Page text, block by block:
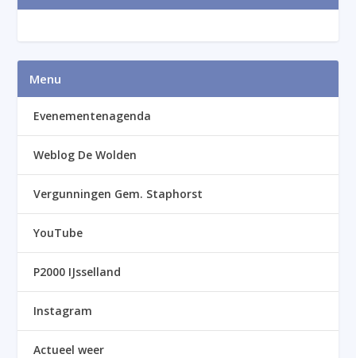
Menu
Evenementenagenda
Weblog De Wolden
Vergunningen Gem. Staphorst
YouTube
P2000 IJsselland
Instagram
Actueel weer